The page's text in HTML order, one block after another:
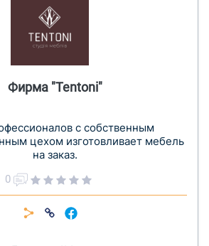
Фирма "Tentoni"
с собственным
цехом изготовливает мебель
на заказ.
0